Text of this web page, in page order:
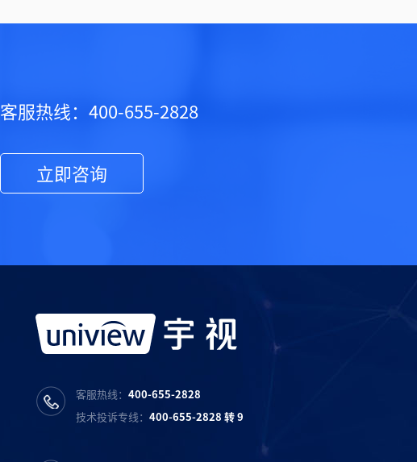
客服热线：400-655-2828
立即咨询
客服热线：400-655-2828
技术投诉专线：400-655-2828 转 9